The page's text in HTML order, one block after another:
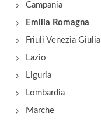
Campania
Emilia Romagna
Friuli Venezia Giulia
Lazio
Liguria
Lombardia
Marche